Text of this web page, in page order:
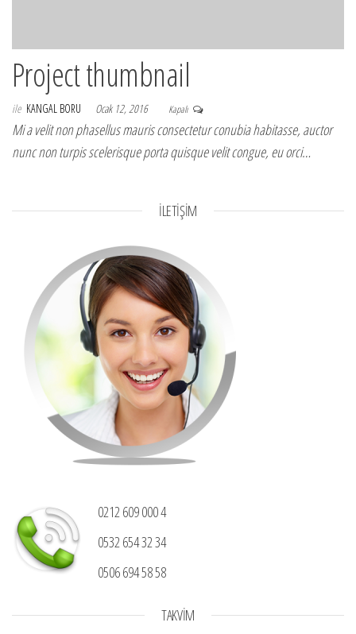
Project thumbnail
ile KANGAL BORU Ocak 12, 2016 Kapalı
Mi a velit non phasellus mauris consectetur conubia habitasse, auctor
nunc non turpis scelerisque porta quisque velit congue, eu orci…
İLETİŞİM
0212 609 000 4
0532 654 32 34
0506 694 58 58
TAKVIM